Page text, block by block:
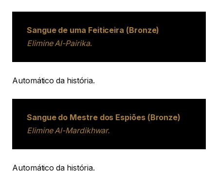
Sangue de uma Feiticeira (Bronze)
Elimine Al-Pairika.
Automático da história.
Sangue do Mestre dos Espiões (Bronze)
Elimine Al-Mardikhwar.
Automático da história.